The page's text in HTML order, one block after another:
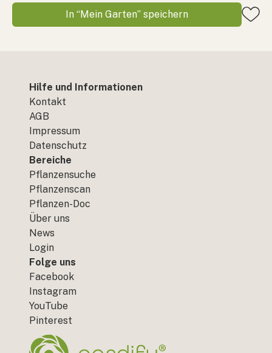
In “Mein Garten” speichern
Hilfe und Informationen
Kontakt
AGB
Impressum
Datenschutz
Bereiche
Pflanzensuche
Pflanzenscan
Pflanzen-Doc
Über uns
News
Login
Folge uns
Facebook
Instagram
YouTube
Pinterest